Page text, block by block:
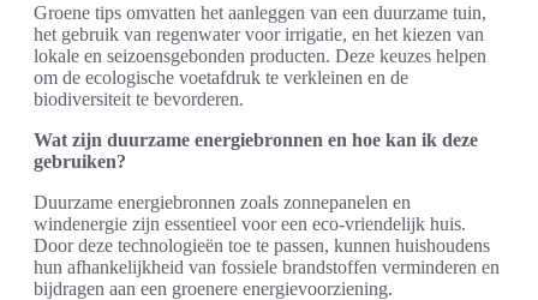
Groene tips omvatten het aanleggen van een duurzame tuin,
het gebruik van regenwater voor irrigatie, en het kiezen van
lokale en seizoensgebonden producten. Deze keuzes helpen
om de ecologische voetafdruk te verkleinen en de
biodiversiteit te bevorderen.
Wat zijn duurzame energiebronnen en hoe kan ik deze
gebruiken?
Duurzame energiebronnen zoals zonnepanelen en
windenergie zijn essentieel voor een eco-vriendelijk huis.
Door deze technologieën toe te passen, kunnen huishoudens
hun afhankelijkheid van fossiele brandstoffen verminderen en
bijdragen aan een groenere energievoorziening.